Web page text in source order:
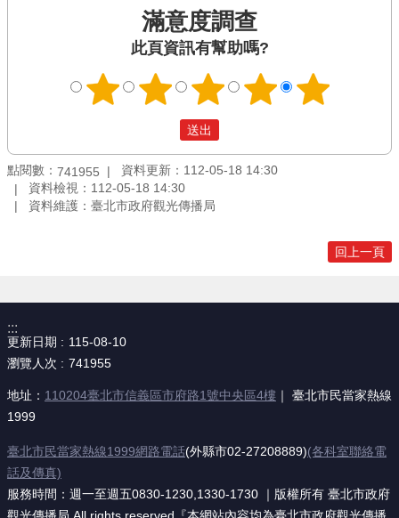
滿意度調查
此頁資訊有幫助嗎?
點閱數： 741955
資料更新：112-05-18 14:30
資料檢視：112-05-18 14:30
資料維護：臺北市政府觀光傳播局
回上一頁
:::
更新日期
115-08-10
瀏覽人次
741955
地址： 110204臺北市信義區市府路1號中央區4樓 ｜ 臺北市民當家熱線
1999
臺北市民當家熱線1999網路電話(外縣市02-27208889)(各科室聯絡電
話及傳真)
服務時間：週一至週五0830-1230,1330-1730 ｜版權所有 臺北市政府
觀光傳播局 All rights reserved『本網站內容均為臺北市政府觀光傳播